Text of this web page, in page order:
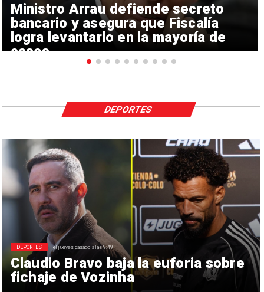
Ministro Arrau defiende secreto
bancario y asegura que Fiscalía
logra levantarlo en la mayoría de
casos
Claudio Bravo baja la euforia sobre
fichaje de Vozinha
DEPORTES el jueves pasado a las 9:49
DEPORTES